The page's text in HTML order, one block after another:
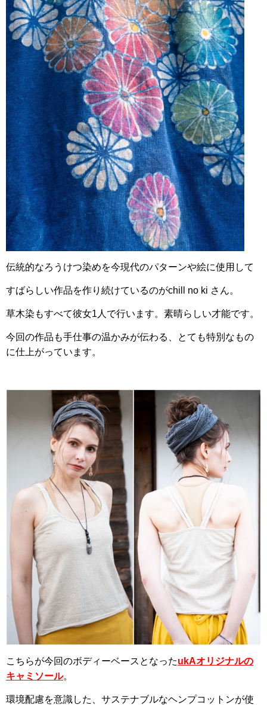
伝統的なろうけつ染めを今現代のパターンや絵に使用して
すばらしい作品を作り続けているのがchill no ki さん。
草木染もすべて彼女1人で行います。素晴らしい才能です。
今回の作品も手仕事の温かみが伝わる、とても特別なもの
に仕上がっています。
こちらが今回のボディーベースとなったukAオリジナルの
キャミソール。
環境配慮を意識した、サステナブルなヘンプコットンが使